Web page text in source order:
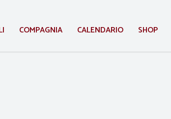
COMPAGNIA CALENDARIO SHOP